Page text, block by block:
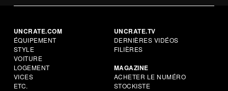
UNCRATE.COM
ÉQUIPEMENT
STYLE
VOITURE
LOGEMENT
VICES
ETC.
UNCRATE.TV
DERNIÈRES VIDÉOS
FILIÈRES
MAGAZINE
ACHETER LE NUMÉRO
STOCKISTE